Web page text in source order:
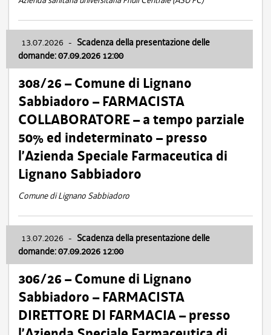
13.07.2026 - Scadenza della presentazione delle
domande: 07.09.2026 12:00
308/26 – Comune di Lignano
Sabbiadoro – FARMACISTA
COLLABORATORE – a tempo parziale
50% ed indeterminato – presso
l’Azienda Speciale Farmaceutica di
Lignano Sabbiadoro
Comune di Lignano Sabbiadoro
13.07.2026 - Scadenza della presentazione delle
domande: 07.09.2026 12:00
306/26 – Comune di Lignano
Sabbiadoro – FARMACISTA
DIRETTORE DI FARMACIA – presso